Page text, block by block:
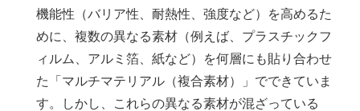
機能性（バリア性、耐熱性、強度など）を高めるた
めに、複数の異なる素材（例えば、プラスチックフ
ィルム、アルミ箔、紙など）を何層にも貼り合わせ
た「マルチマテリアル（複合素材）」でできていま
す。しかし、これらの異なる素材が混ざっている